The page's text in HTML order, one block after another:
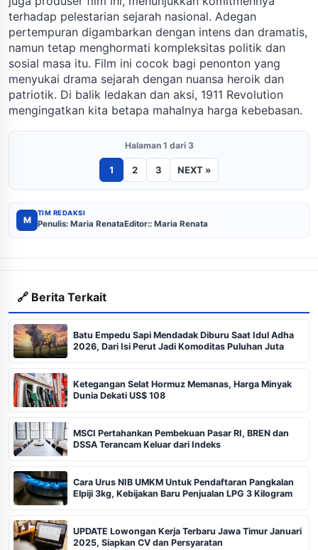
terhadap pelestarian sejarah nasional. Adegan
pertempuran digambarkan dengan intens dan dramatis,
namun tetap menghormati kompleksitas politik dan
sosial masa itu. Film ini cocok bagi penonton yang
menyukai drama sejarah dengan nuansa heroik dan
patriotik. Di balik ledakan dan aksi, 1911 Revolution
mengingatkan kita betapa mahalnya harga kebebasan.
Halaman 1 dari 3
1 2 3 NEXT »
M
TIM REDAKSI
Penulis: Maria RenataEditor:: Maria Renata
🔗 Berita Terkait
Batu Empedu Sapi Mendadak Diburu Saat Idul Adha
2026, Dari Isi Perut Jadi Komoditas Puluhan Juta
Ketegangan Selat Hormuz Memanas, Harga Minyak
Dunia Dekati US$ 108
MSCI Pertahankan Pembekuan Pasar RI, BREN dan
DSSA Terancam Keluar dari Indeks
Cara Urus NIB UMKM Untuk Pendaftaran Pangkalan
Elpiji 3kg, Kebijakan Baru Penjualan LPG 3 Kilogram
UPDATE Lowongan Kerja Terbaru Jawa Timur Januari
2025, Siapkan CV dan Persyaratan